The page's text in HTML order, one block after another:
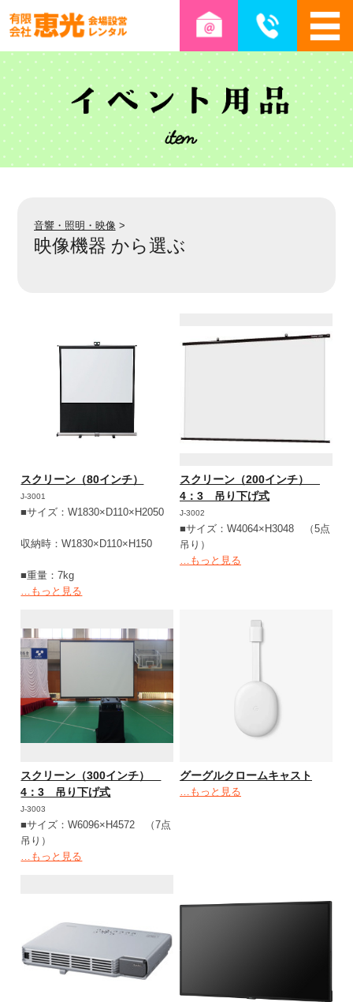
音響・照明・映像 >
映像機器 から選ぶ
スクリーン（80インチ）
J-3001
■サイズ：W1830×D110×H2050
収納時：W1830×D110×H150
■重量：7kg
…もっと見る
スクリーン（200インチ）
4：3 吊り下げ式
J-3002
■サイズ：W4064×H3048 （5点
吊り）
…もっと見る
スクリーン（300インチ）
4：3 吊り下げ式
J-3003
■サイズ：W6096×H4572 （7点
吊り）
…もっと見る
グーグルクロームキャスト
…もっと見る